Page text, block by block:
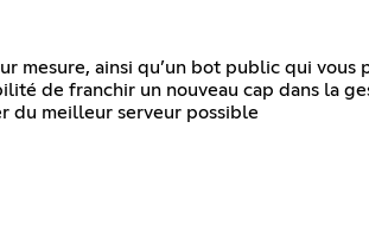
mesure, ainsi qu’un bot public qui
de franchir un nouveau cap dans la
du meilleur serveur possible